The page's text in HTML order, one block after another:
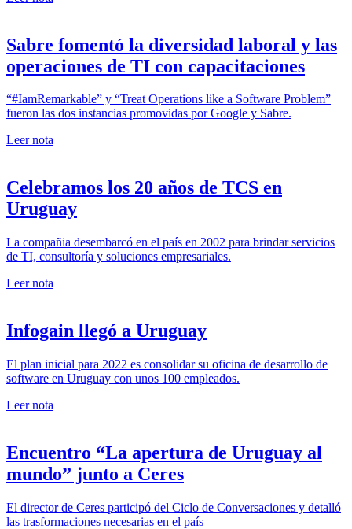
Sabre fomentó la diversidad laboral y las
operaciones de TI con capacitaciones
“#IamRemarkable” y “Treat Operations like a Software Problem”
fueron las dos instancias promovidas por Google y Sabre.
Leer nota
Celebramos los 20 años de TCS en
Uruguay
La compañia desembarcó en el país en 2002 para brindar servicios
de TI, consultoría y soluciones empresariales.
Leer nota
Infogain llegó a Uruguay
El plan inicial para 2022 es consolidar su oficina de desarrollo de
software en Uruguay con unos 100 empleados.
Leer nota
Encuentro “La apertura de Uruguay al
mundo” junto a Ceres
El director de Ceres participó del Ciclo de Conversaciones y detalló
las trasformaciones necesarias en el país